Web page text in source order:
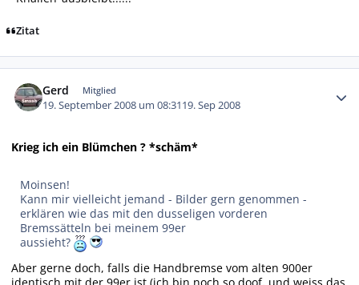
Zitat
Gerd Mitglied
19. September 2008 um 08:3119. Sep 2008
Krieg ich ein Blümchen ? *schäm*
Moinsen!
Kann mir vielleicht jemand - Bilder gern genommen -
erklären wie das mit den dusseligen vorderen
Bremssätteln bei meinem 99er
aussieht?
Aber gerne doch, falls die Handbremse vom alten 900er